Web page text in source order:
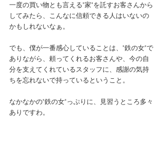
一度の買い物とも言える"家"を託すお客さんから
してみたら、こんなに信頼できる人はいないの
かもしれないなぁ。
でも、僕が一番感心していることは、"鉄の女"で
ありながら、頼ってくれるお客さんや、今の自
分を支えてくれているスタッフに、感謝の気持
ちを忘れないで持っているということ。
なかなかの"鉄の女"っぷりに、見習うところ多々
ありですわ。